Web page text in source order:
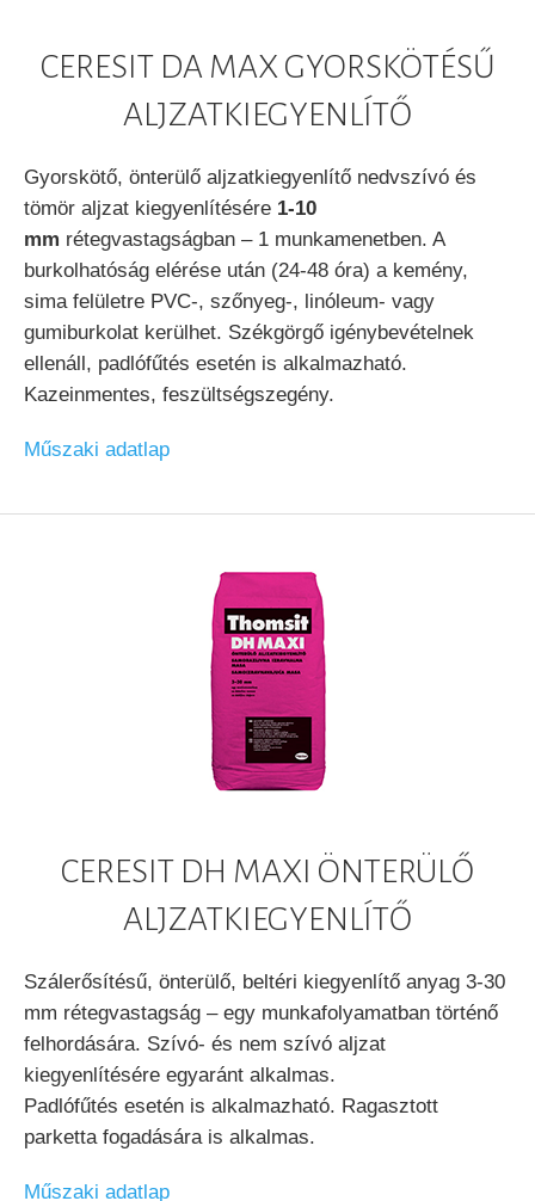
CERESIT DA MAX GYORSKÖTÉSŰ
ALJZATKIEGYENLÍTŐ
Gyorskötő, önterülő aljzatkiegyenlítő nedvszívó és
tömör aljzat kiegyenlítésére 1-10
mm rétegvastagságban – 1 munkamenetben. A
burkolhatóság elérése után (24-48 óra) a kemény,
sima felületre PVC-, szőnyeg-, linóleum- vagy
gumiburkolat kerülhet. Székgörgő igénybevételnek
ellenáll, padlófűtés esetén is alkalmazható.
Kazeinmentes, feszültségszegény.
Műszaki adatlap
CERESIT DH MAXI ÖNTERÜLŐ
ALJZATKIEGYENLÍTŐ
Szálerősítésű, önterülő, beltéri kiegyenlítő anyag 3-30
mm rétegvastagság – egy munkafolyamatban történő
felhordására. Szívó- és nem szívó aljzat
kiegyenlítésére egyaránt alkalmas.
Padlófűtés esetén is alkalmazható. Ragasztott
parketta fogadására is alkalmas.
Műszaki adatlap